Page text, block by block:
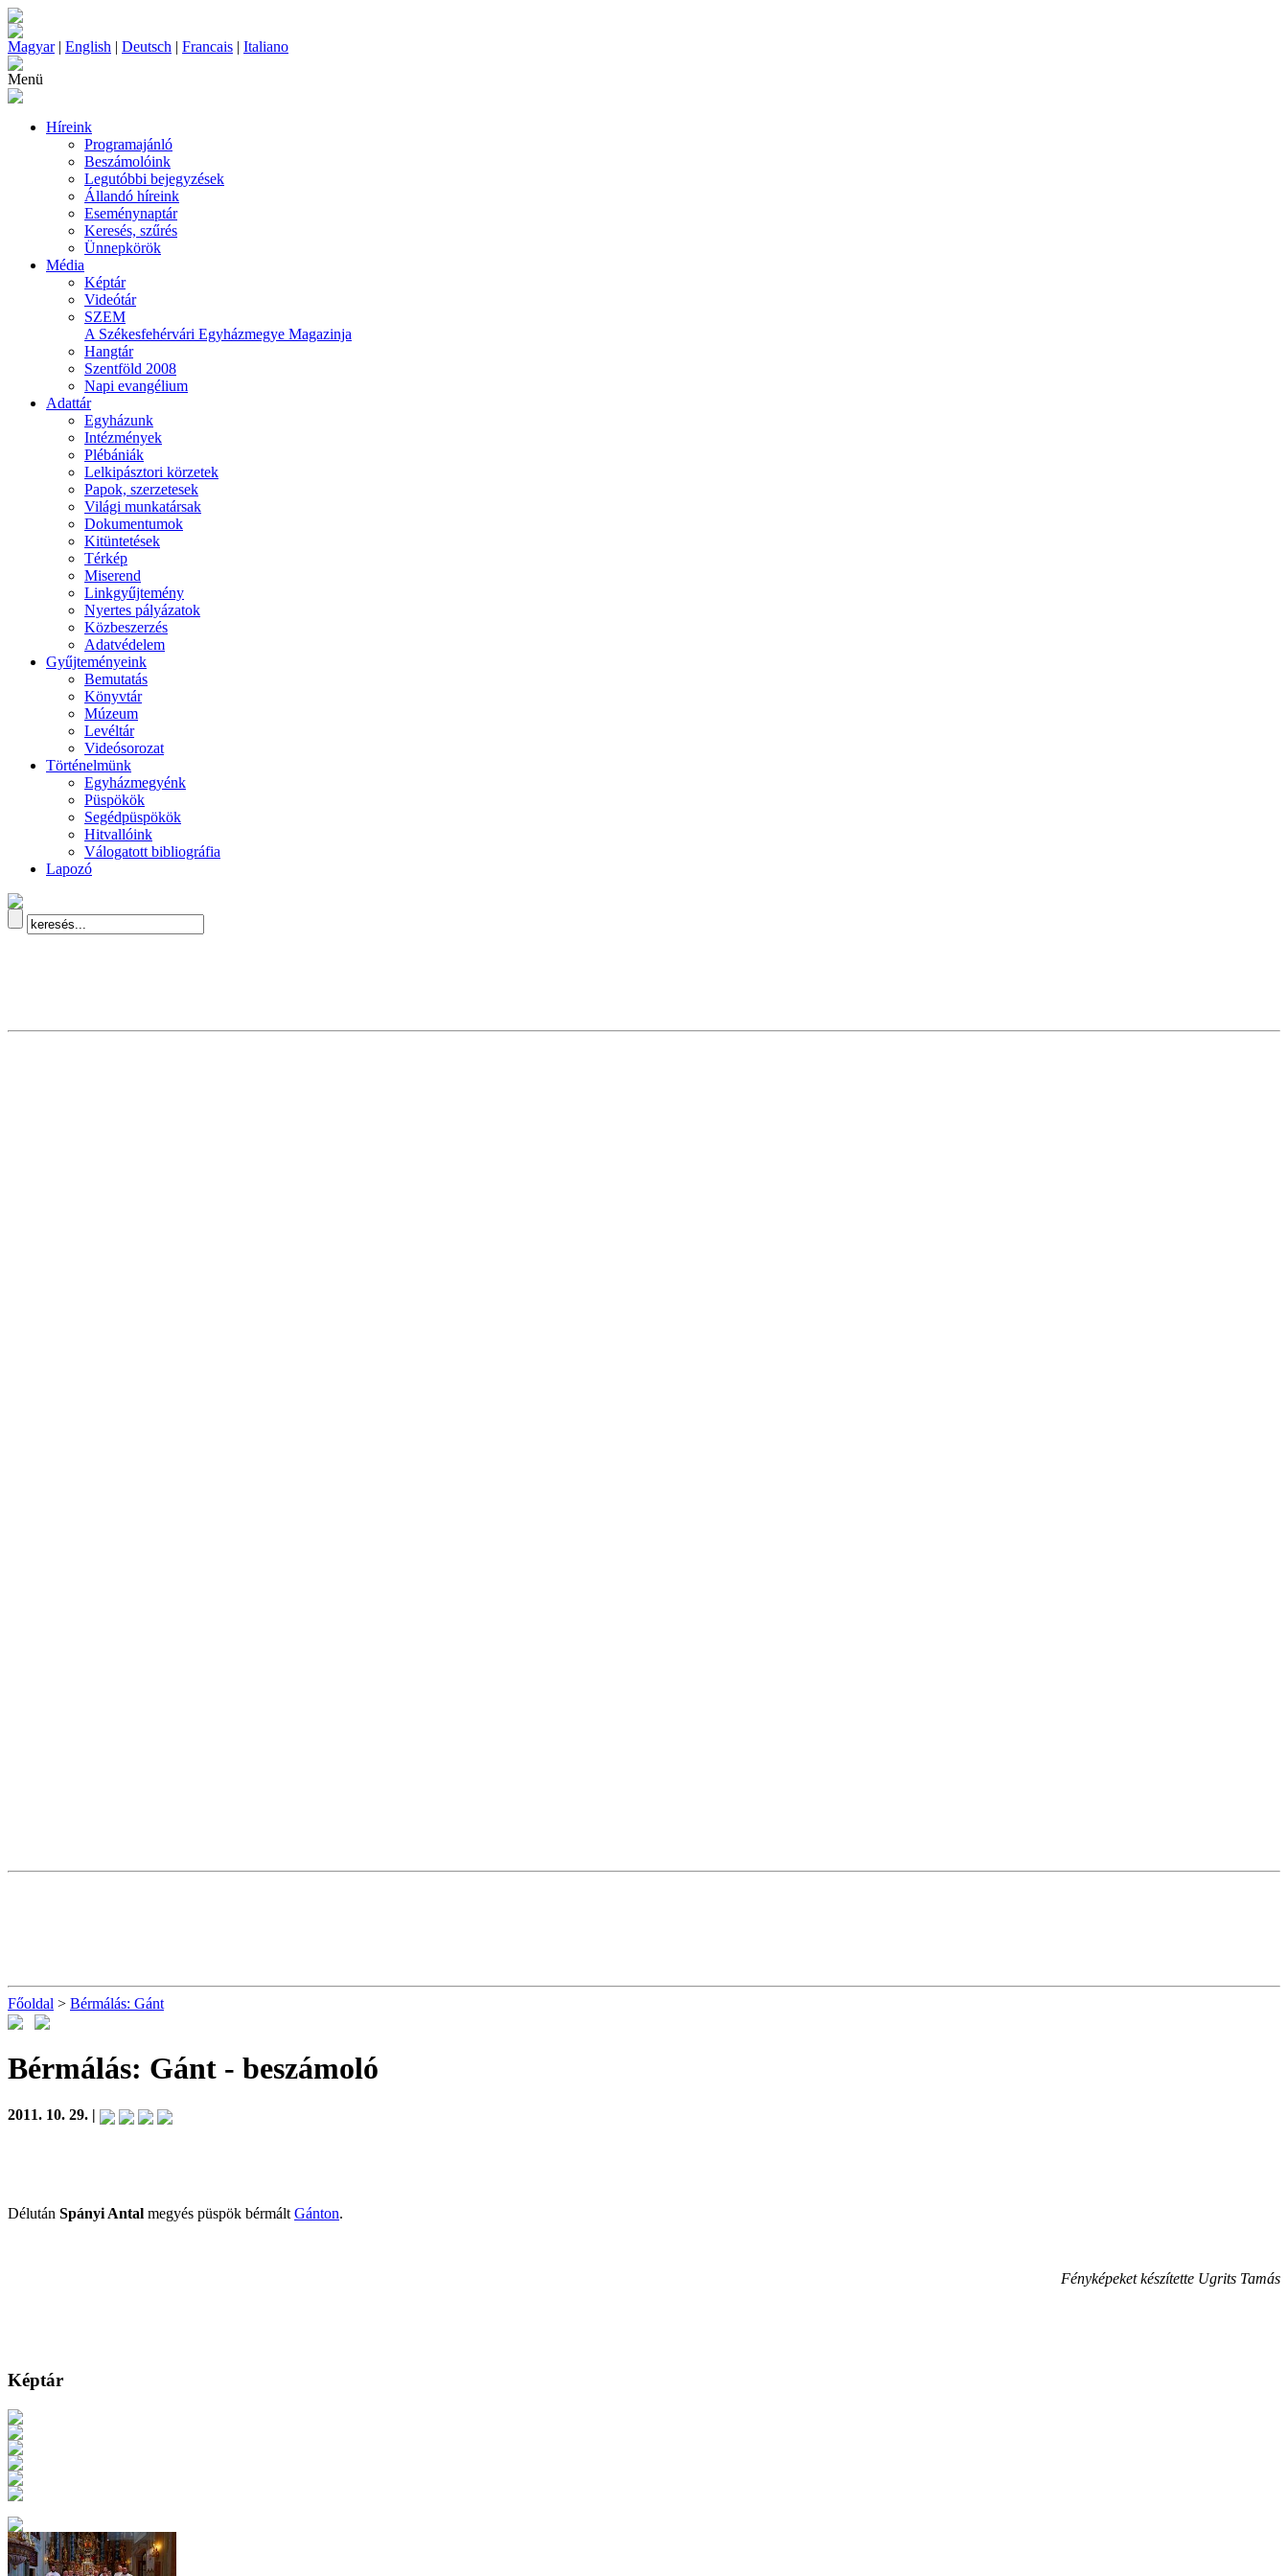
Magyar| English | Deutsch | Francais | Italiano
Menü
Híreink
Programajánló
Beszámolóink
Legutóbbi bejegyzések
Állandó híreink
Eseménynaptár
Keresés, szűrés
Ünnepkörök
Média
Képtár
Videótár
SZEM
A Székesfehérvári Egyházmegye Magazinja
Hangtár
Szentföld 2008
Napi evangélium
Adattár
Egyházunk
Intézmények
Plébániák
Lelkipásztori körzetek
Papok, szerzetesek
Világi munkatársak
Dokumentumok
Kitüntetések
Térkép
Miserend
Linkgyűjtemény
Nyertes pályázatok
Közbeszerzés
Adatvédelem
Gyűjteményeink
Bemutatás
Könyvtár
Múzeum
Levéltár
Videósorozat
Történelmünk
Egyházmegyénk
Püspökök
Segédpüspökök
Hitvallóink
Válogatott bibliográfia
Lapozó
Főoldal > Bérmálás: Gánt
Bérmálás: Gánt - beszámoló
2011. 10. 29. |
Délután Spányi Antal megyés püspök bérmált Gánton.
Fényképeket készítette Ugrits Tamás
Képtár